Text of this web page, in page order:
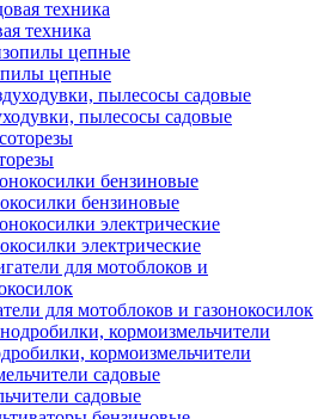
техника
цепные
пылесосы садовые
бензиновые
электрические
для мотоблоков и газонокосилок
кормоизмельчители
садовые